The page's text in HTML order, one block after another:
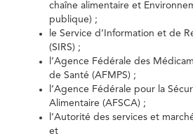
chaîne alimentaire et
publique) ;
le Service d’Information et de
(SIRS) ;
l’Agence Fédérale des
de Santé (AFMPS) ;
l’Agence Fédérale pour la
Alimentaire (AFSCA) ;
l’Autorité des services et
et